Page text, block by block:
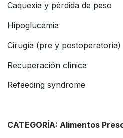
Caquexia y pérdida de peso
Hipoglucemia
Cirugía (pre y postoperatoria)
Recuperación clínica
Refeeding syndrome
CATEGORÍA: Alimentos